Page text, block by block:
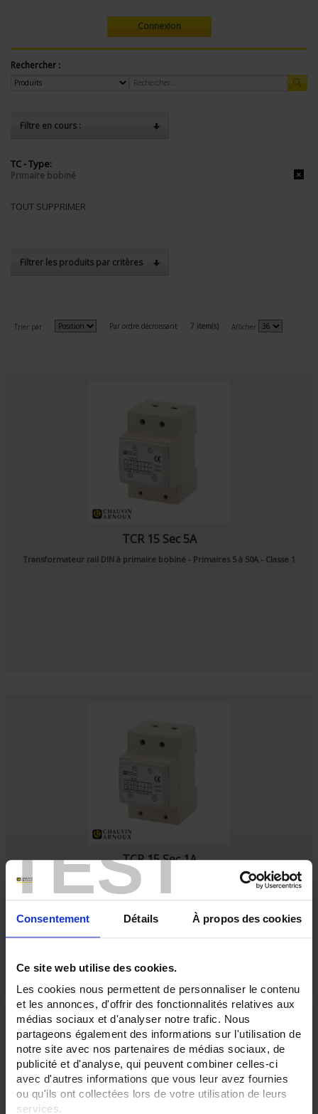
TEST
Consentement Détails À propos des cookies
Ce site web utilise des cookies.
Les cookies nous permettent de personnaliser le contenu
et les annonces, d'offrir des fonctionnalités relatives aux
médias sociaux et d'analyser notre trafic. Nous
partageons également des informations sur l'utilisation de
notre site avec nos partenaires de médias sociaux, de
publicité et d'analyse, qui peuvent combiner celles-ci
avec d'autres informations que vous leur avez fournies
ou qu'ils ont collectées lors de votre utilisation de leurs
services.
Connexion
Rechercher :
Filtre en cours :
TC - Type:
Primaire bobiné
TOUT SUPPRIMER
Filtrer les produits par critères
Trier par Par ordre décroissant 7 item(s) Afficher
TCR 15 Sec 5A
Transformateur rail DIN à primaire bobiné - Primaires 5 à 50A - Classe 1
TCR 15 Sec 1A
Transformateur rail DIN à primaire bobiné - Primaires 5 à 50A - Classe 1